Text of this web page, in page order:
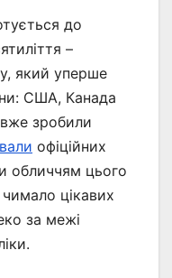
до
–
який уперше
США, Канада
зробили
офіційних
обличчям цього
цікавих
за межі